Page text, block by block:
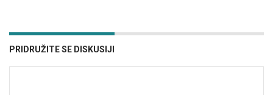
PRIDRUŽITE SE DISKUSIJI